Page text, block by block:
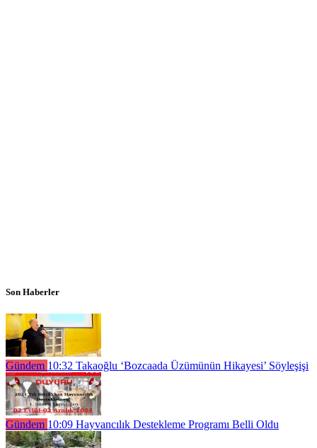
Son Haberler
Gündem 10:32 Takaoğlu ‘Bozcaada Üzümünün Hikayesi’ Söyleşişi
Gündem 10:09 Hayvancılık Destekleme Programı Belli Oldu